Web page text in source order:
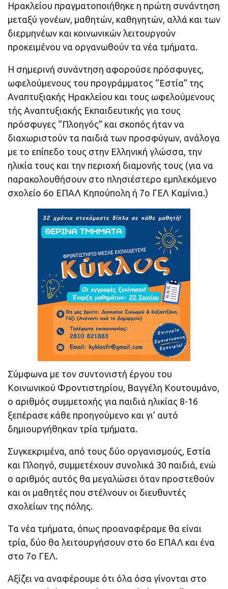
Ηρακλείου πραγματοποιήθηκε η πρώτη συνάντηση
μεταξύ γονέων, μαθητών, καθηγητών, αλλά και των
διερμηνέων και κοινωνικών λειτουργούν
προκειμένου να οργανωθούν τα νέα τμήματα.
Η σημερινή συνάντηση αφορούσε πρόσφυγες,
ωφελούμενους του προγράμματος “Εστία” της
Αναπτυξιακής Ηρακλείου και τους ωφελούμενους
τής Αναπτυξιακής Εκπαιδευτικής για τους
πρόσφυγες “Πλοηγός” και σκοπός ήταν να
διαχωριστούν τα παιδιά των προσφύγων, ανάλογα
με το επίπεδο τους στην Ελληνική γλώσσα, την
ηλικία τους και την περιοχή διαμονής τους (για να
παρακολουθήσουν στο πλησιέστερο εμπλεκόμενο
σχολείο 6ο ΕΠΑΛ Κηπούπολη ή 7ο ΓΕΛ Καμίνια.)
Σύμφωνα με τον συντονιστή έργου του
Κοινωνικού Φροντιστηρίου, Βαγγέλη Κουτουμάνο,
ο αριθμός συμμετοχής για παιδιά ηλικίας 8-16
ξεπέρασε κάθε προηγούμενο και γι’ αυτό
δημιουργήθηκαν τρία τμήματα.
Συγκεκριμένα, από τους δύο οργανισμούς, Εστία
και Πλοηγό, συμμετέχουν συνολικά 30 παιδιά, ενώ
ο αριθμός αυτός θα μεγαλώσει όταν προστεθούν
και οι μαθητές που στέλνουν οι διευθυντές
σχολείων της πόλης.
Τα νέα τμήματα, όπως προαναφέραμε θα είναι
τρία, δύο θα λειτουργήσουν στο 6ο ΕΠΑΛ και ένα
στο 7ο ΓΕΛ.
Αξίζει να αναφέρουμε ότι όλα όσα γίνονται στο